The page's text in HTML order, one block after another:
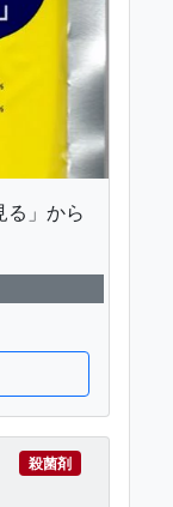
る」から
殺菌剤